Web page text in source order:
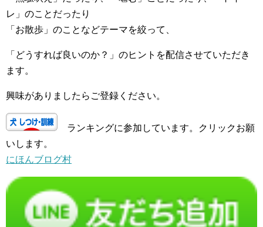
レ」のことだったり
「お散歩」のことなどテーマを絞って、
「どうすれば良いのか？」のヒントを配信させていただき
ます。
興味がありましたらご登録ください。
ランキングに参加しています。クリックお願
いします。
にほんブログ村